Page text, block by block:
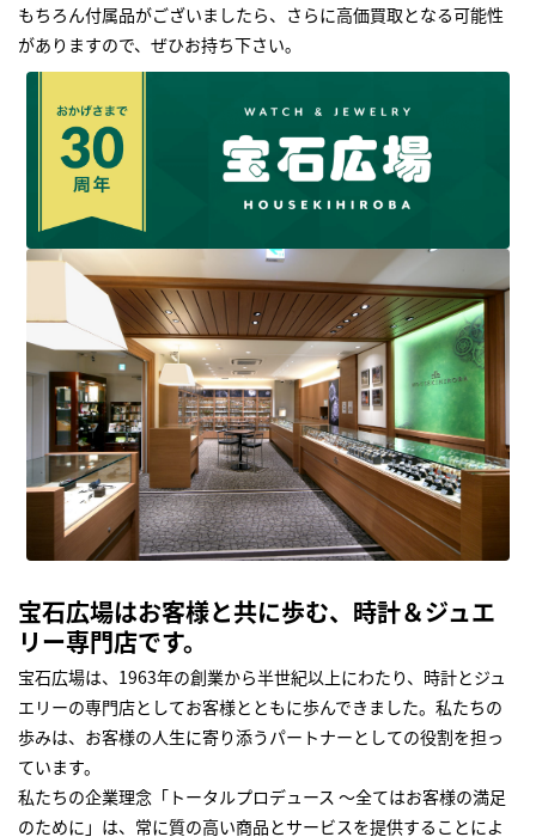
もちろん付属品がございましたら、さらに高価買取となる可能性
がありますので、ぜひお持ち下さい｡
宝石広場はお客様と共に歩む、時計＆ジュエ
リー専門店です。
宝石広場は、1963年の創業から半世紀以上にわたり、時計とジュ
エリーの専門店としてお客様とともに歩んできました。私たちの
歩みは、お客様の人生に寄り添うパートナーとしての役割を担っ
ています。
私たちの企業理念「トータルプロデュース ～全てはお客様の満足
のために」は、常に質の高い商品とサービスを提供することによ